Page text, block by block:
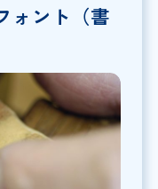
ォント（書